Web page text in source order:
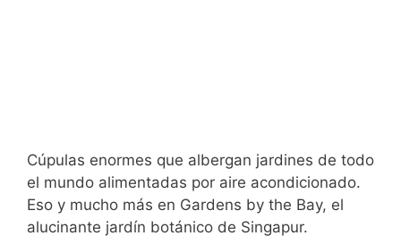
Cúpulas enormes que albergan jardines de todo
el mundo alimentadas por aire acondicionado.
Eso y mucho más en Gardens by the Bay, el
alucinante jardín botánico de Singapur.